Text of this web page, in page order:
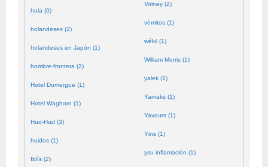
hola (0)
holandeses (2)
holandeses en Japón (1)
hombre-frontera (2)
Hotel Domergue (1)
Hotel Waghorn (1)
Hud-Hud (3)
huidos (1)
Iblís (2)
Volney (2)
vómitos (1)
wékil (1)
William Morris (1)
yalek (1)
Yamaks (1)
Yavours (1)
Yins (1)
ysu inflamación (1)